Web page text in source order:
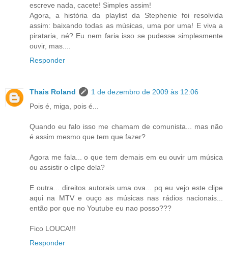
escreve nada, cacete! Simples assim!
Agora, a história da playlist da Stephenie foi resolvida
assim: baixando todas as músicas, uma por uma! E viva a
pirataria, né? Eu nem faria isso se pudesse simplesmente
ouvir, mas....
Responder
Thais Roland
1 de dezembro de 2009 às 12:06
Pois é, miga, pois é...
Quando eu falo isso me chamam de comunista... mas não
é assim mesmo que tem que fazer?
Agora me fala... o que tem demais em eu ouvir um música
ou assistir o clipe dela?
E outra... direitos autorais uma ova... pq eu vejo este clipe
aqui na MTV e ouço as músicas nas rádios nacionais...
então por que no Youtube eu nao posso???
Fico LOUCA!!!
Responder